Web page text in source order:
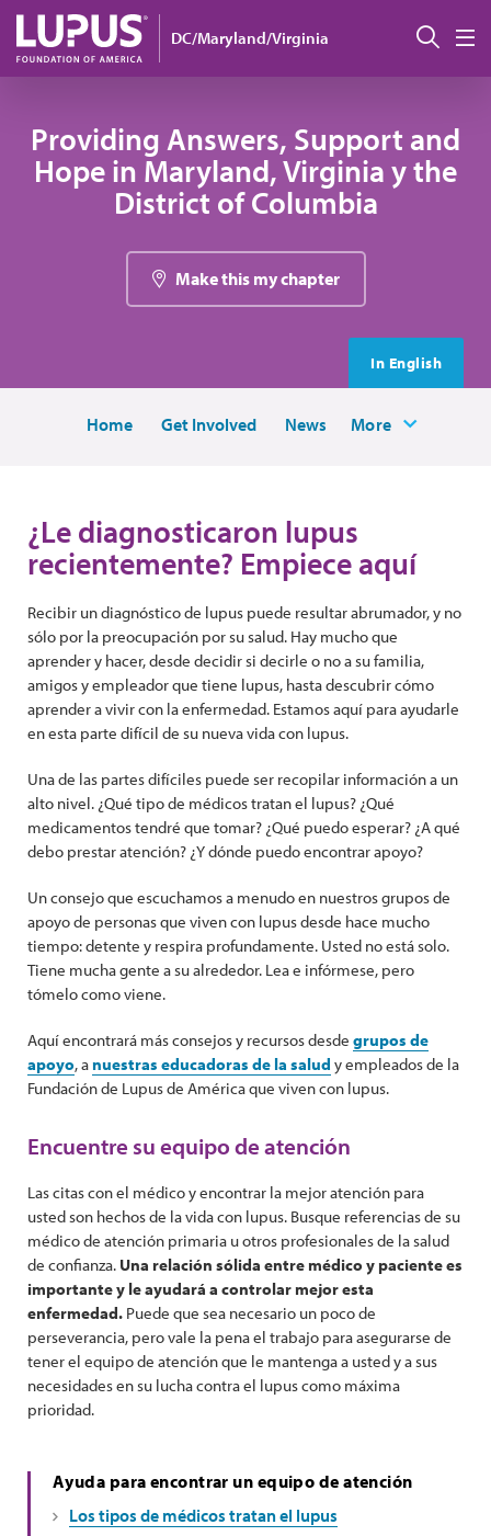
Pasar al contenido principal
DC/Maryland/Virginia
Providing Answers, Support and
Hope in Maryland, Virginia y the
District of Columbia
Make this my chapter
In English
Home Get Involved News More
¿Le diagnosticaron lupus
recientemente? Empiece aquí
Recibir un diagnóstico de lupus puede resultar abrumador, y no
sólo por la preocupación por su salud. Hay mucho que
aprender y hacer, desde decidir si decirle o no a su familia,
amigos y empleador que tiene lupus, hasta descubrir cómo
aprender a vivir con la enfermedad. Estamos aquí para ayudarle
en esta parte difícil de su nueva vida con lupus.
Una de las partes difíciles puede ser recopilar información a un
alto nivel. ¿Qué tipo de médicos tratan el lupus? ¿Qué
medicamentos tendré que tomar? ¿Qué puedo esperar? ¿A qué
debo prestar atención? ¿Y dónde puedo encontrar apoyo?
Un consejo que escuchamos a menudo en nuestros grupos de
apoyo de personas que viven con lupus desde hace mucho
tiempo: detente y respira profundamente. Usted no está solo.
Tiene mucha gente a su alrededor. Lea e infórmese, pero
tómelo como viene.
Aquí encontrará más consejos y recursos desde grupos de
apoyo, anuestras educadoras de la salud y empleados de la
Fundación de Lupus de América que viven con lupus.
Encuentre su equipo de atención
Las citas con el médico y encontrar la mejor atención para
usted son hechos de la vida con lupus. Busque referencias de su
médico de atención primaria u otros profesionales de la salud
de confianza. Una relación sólida entre médico y paciente es
importante y le ayudará a controlar mejor esta
enfermedad. Puede que sea necesario un poco de
perseverancia, pero vale la pena el trabajo para asegurarse de
tener el equipo de atención que le mantenga a usted y a sus
necesidades en su lucha contra el lupus como máxima
prioridad.
Ayuda para encontrar un equipo de atención
Los tipos de médicos tratan el lupus